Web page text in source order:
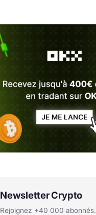
Newsletter Crypto
Rejoignez +40 000 abonnés.